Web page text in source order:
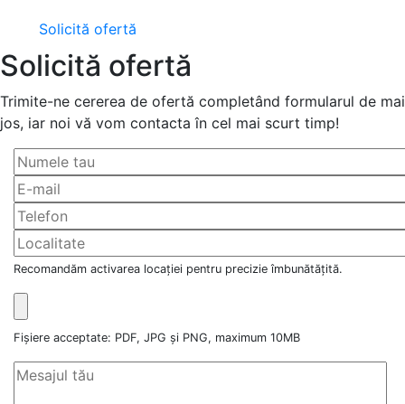
Solicită ofertă
Solicită ofertă
Trimite-ne cererea de ofertă completând formularul de mai
jos, iar noi vă vom contacta în cel mai scurt timp!
Recomandăm activarea locației pentru precizie îmbunătățită.
Fișiere acceptate: PDF, JPG și PNG, maximum 10MB